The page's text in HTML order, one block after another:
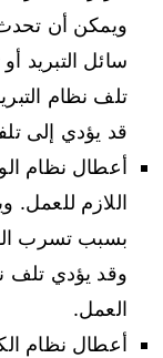
ويمكن أن
سائل التبريد
تلف نظام
قد يؤدي إلى
أعطال نظام
اللازم
بسبب تسرب
وقد يؤدي تلف
العمل.
أعطال نظام